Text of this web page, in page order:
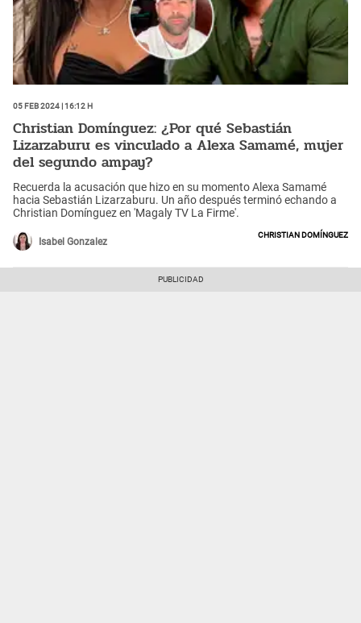
05 Feb 2024 | 16:12 h
Christian Domínguez: ¿Por qué Sebastián
Lizarzaburu es vinculado a Alexa Samamé, mujer
del segundo ampay?
Recuerda la acusación que hizo en su momento Alexa Samamé
hacia Sebastián Lizarzaburu. Un año después terminó echando a
Christian Domínguez en 'Magaly TV La Firme'.
Isabel Gonzalez
Christian Domínguez